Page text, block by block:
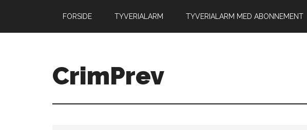
indhold
til
FORSIDE TYVERIALARM TYVERIALARM MED ABONNEMENT
CrimPrev